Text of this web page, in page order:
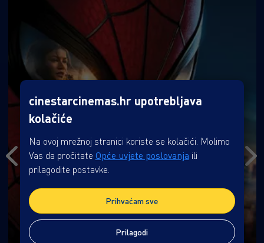
cinestarcinemas.hr upotrebljava
kolačiće
Na ovoj mrežnoj stranici koriste se kolačići. Molimo
Vas da pročitate Opće uvjete poslovanja ili
prilagodite postavke.
Prilagodi
Prihvaćam sve